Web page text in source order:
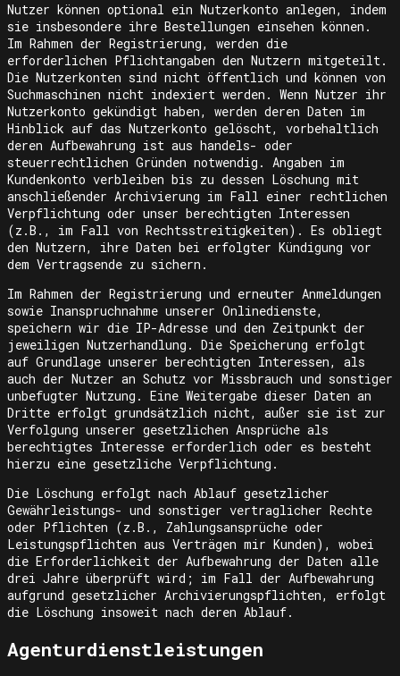
Nutzer können optional ein Nutzerkonto anlegen, indem
sie insbesondere ihre Bestellungen einsehen können.
Im Rahmen der Registrierung, werden die
erforderlichen Pflichtangaben den Nutzern mitgeteilt.
Die Nutzerkonten sind nicht öffentlich und können von
Suchmaschinen nicht indexiert werden. Wenn Nutzer ihr
Nutzerkonto gekündigt haben, werden deren Daten im
Hinblick auf das Nutzerkonto gelöscht, vorbehaltlich
deren Aufbewahrung ist aus handels- oder
steuerrechtlichen Gründen notwendig. Angaben im
Kundenkonto verbleiben bis zu dessen Löschung mit
anschließender Archivierung im Fall einer rechtlichen
Verpflichtung oder unser berechtigten Interessen
(z.B., im Fall von Rechtsstreitigkeiten). Es obliegt
den Nutzern, ihre Daten bei erfolgter Kündigung vor
dem Vertragsende zu sichern.
Im Rahmen der Registrierung und erneuter Anmeldungen
sowie Inanspruchnahme unserer Onlinedienste,
speichern wir die IP-Adresse und den Zeitpunkt der
jeweiligen Nutzerhandlung. Die Speicherung erfolgt
auf Grundlage unserer berechtigten Interessen, als
auch der Nutzer an Schutz vor Missbrauch und sonstiger
unbefugter Nutzung. Eine Weitergabe dieser Daten an
Dritte erfolgt grundsätzlich nicht, außer sie ist zur
Verfolgung unserer gesetzlichen Ansprüche als
berechtigtes Interesse erforderlich oder es besteht
hierzu eine gesetzliche Verpflichtung.
Die Löschung erfolgt nach Ablauf gesetzlicher
Gewährleistungs- und sonstiger vertraglicher Rechte
oder Pflichten (z.B., Zahlungsansprüche oder
Leistungspflichten aus Verträgen mir Kunden), wobei
die Erforderlichkeit der Aufbewahrung der Daten alle
drei Jahre überprüft wird; im Fall der Aufbewahrung
aufgrund gesetzlicher Archivierungspflichten, erfolgt
die Löschung insoweit nach deren Ablauf.
Agenturdienstleistungen